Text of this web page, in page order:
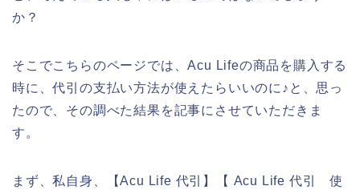
か？
そこでこちらのページでは、Acu Lifeの商品を購入する
時に、代引の支払い方法が使えたらいいのに♪と、思っ
たので、その調べた結果を記事にさせていただきま
す。
まず、私自身、【Acu Life 代引】【 Acu Life 代引 使